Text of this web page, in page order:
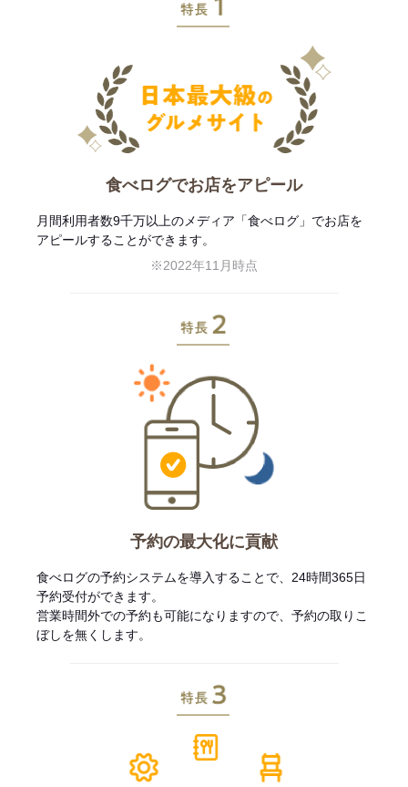
食べログでお店をアピール
月間利用者数9千万以上のメディア「食べログ」でお店を
アピールすることができます。
※2022年11月時点
予約の最大化に貢献
食べログの予約システムを導入することで、24時間365日
予約受付ができます。
営業時間外での予約も可能になりますので、予約の取りこ
ぼしを無くします。